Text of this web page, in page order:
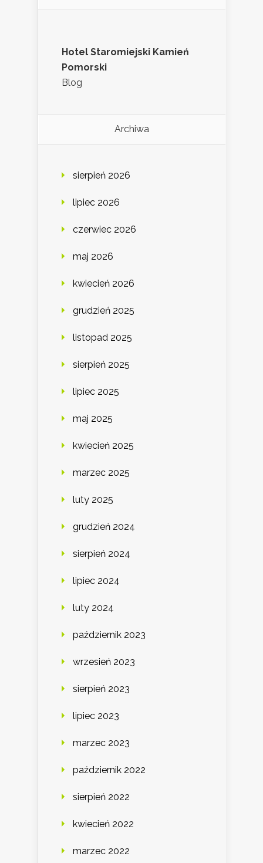
Hotel Staromiejski Kamień
Pomorski
Blog
Archiwa
sierpień 2026
lipiec 2026
czerwiec 2026
maj 2026
kwiecień 2026
grudzień 2025
listopad 2025
sierpień 2025
lipiec 2025
maj 2025
kwiecień 2025
marzec 2025
luty 2025
grudzień 2024
sierpień 2024
lipiec 2024
luty 2024
październik 2023
wrzesień 2023
sierpień 2023
lipiec 2023
marzec 2023
październik 2022
sierpień 2022
kwiecień 2022
marzec 2022